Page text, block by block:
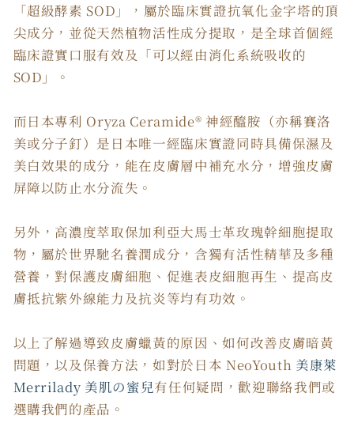
「超級酵素 SOD」，屬於臨床實證抗氧化金字塔的頂
尖成分，並從天然植物活性成分提取，是全球首個經
臨床證實口服有效及「可以經由消化系統吸收的
SOD」。
而日本專利 Oryza Ceramide® 神經醯胺（亦稱賽洛
美或分子釘）是日本唯一經臨床實證同時具備保濕及
美白效果的成分，能在皮膚層中補充水分，增強皮膚
屏障以防止水分流失。
另外，高濃度萃取保加利亞大馬士革玫瑰幹細胞提取
物，屬於世界馳名養潤成分，含獨有活性精華及多種
營養，對保護皮膚細胞、促進表皮細胞再生、提高皮
膚抵抗紫外線能力及抗炎等均有功效。
以上了解過導致皮膚蠟黃的原因、如何改善皮膚暗黃
問題，以及保養方法，如對於日本 NeoYouth 美康萊
Merrilady 美肌の蜜兒有任何疑問，歡迎聯絡我們或
選購我們的產品。